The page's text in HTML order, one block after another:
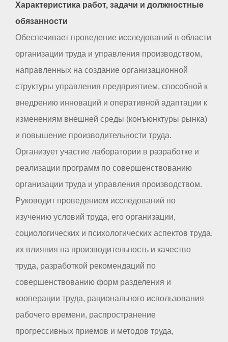
Характеристика работ, задачи и должностные
обязанности
Обеспечивает проведение исследований в области
организации труда и управления производством,
направленных на создание организационной
структуры управления предприятием, способной к
внедрению инноваций и оперативной адаптации к
изменениям внешней среды (конъюнктуры рынка)
и повышение производительности труда.
Организует участие лаборатории в разработке и
реализации программ по совершенствованию
организации труда и управления производством.
Руководит проведением исследований по
изучению условий труда, его организации,
социологических и психологических аспектов труда,
их влияния на производительность и качество
труда, разработкой рекомендаций по
совершенствованию форм разделения и
кооперации труда, рационального использования
рабочего времени, распространение
прогрессивных приемов и методов труда,